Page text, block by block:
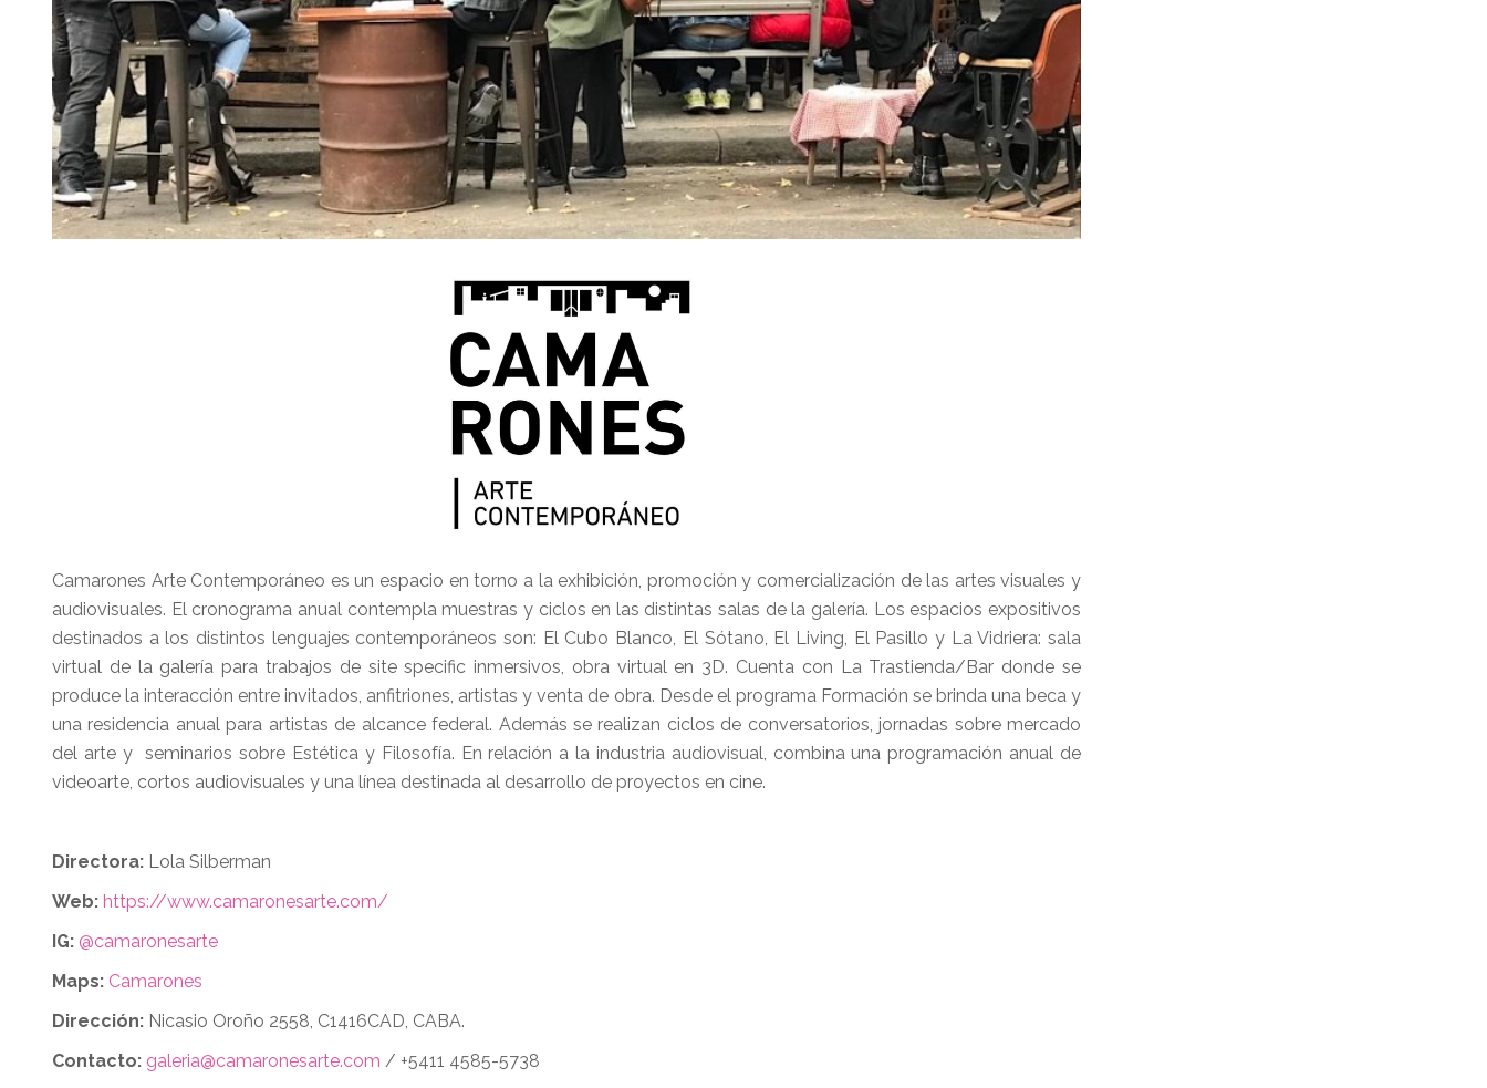
Camarones Arte Contemporáneo es un espacio en torno a la exhibición, promoción y comercialización de las artes visuales y
audiovisuales. El cronograma anual contempla muestras y ciclos en las distintas salas de la galería. Los espacios expositivos
destinados a los distintos lenguajes contemporáneos son: El Cubo Blanco, El Sótano, El Living, El Pasillo y La Vidriera: sala
virtual de la galería para trabajos de site specific inmersivos, obra virtual en 3D. Cuenta con La Trastienda/Bar donde se
produce la interacción entre invitados, anfitriones, artistas y venta de obra. Desde el programa Formación se brinda una beca y
una residencia anual para artistas de alcance federal. Además se realizan ciclos de conversatorios, jornadas sobre mercado
del arte y seminarios sobre Estética y Filosofía. En relación a la industria audiovisual, combina una programación anual de
videoarte, cortos audiovisuales y una línea destinada al desarrollo de proyectos en cine.
Directora: Lola Silberman
Web: https://www.camaronesarte.com/
IG: @camaronesarte
Maps: Camarones
Dirección: Nicasio Oroño 2558, C1416CAD, CABA.
Contacto: galeria@camaronesarte.com / +5411 4585-5738